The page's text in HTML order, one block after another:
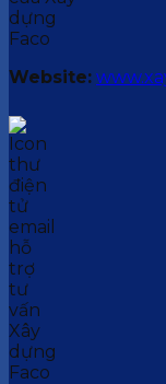
Website: